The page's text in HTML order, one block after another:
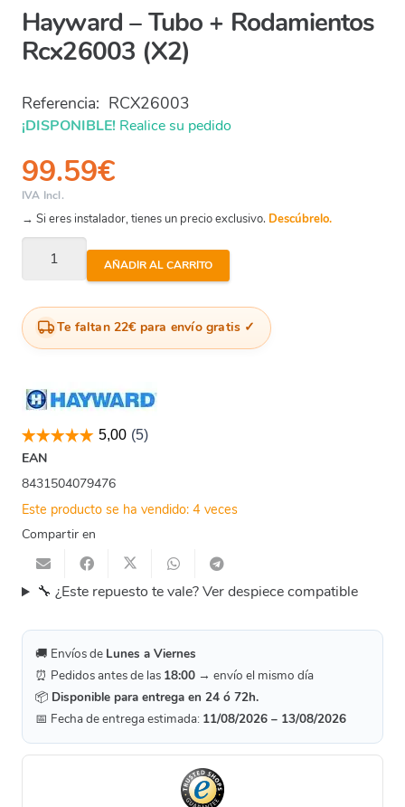
Hayward – Tubo + Rodamientos
Rcx26003 (X2)
Referencia: RCX26003
¡DISPONIBLE! Realice su pedido
99.59€
IVA Incl.
→ Si eres instalador, tienes un precio exclusivo. Descúbrelo.
Hayward
-
+
Rodamientos
(X2)
cantidad
AÑADIR AL CARRITO
Te faltan 22€ para envío gratis
EAN
8431504079476
Este producto se ha vendido: 4 veces
Compartir en
🔧 ¿Este repuesto te vale? Ver despiece compatible
🚚 Envíos de Lunes a Viernes
⏰ Pedidos antes de las 18:00 → envío el mismo día
📦 Disponible para entrega en 24 ó 72h.
📅 Fecha de entrega estimada: 11/08/2026 – 13/08/2026